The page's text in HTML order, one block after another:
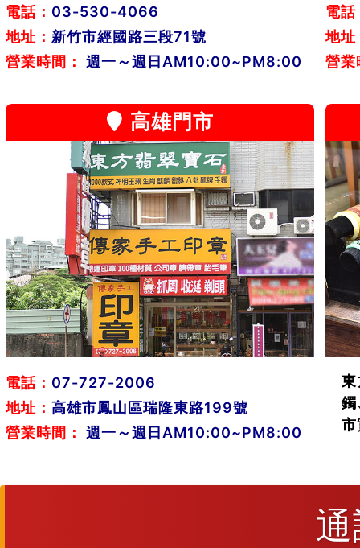
電話： 03-530-4066
地址： 新竹市經國路三段71號
營業時間：
週一～週日AM10:00~PM8:00
電話
地址
營業
高雄門市
電話： 07-727-2006
地址： 高雄市鳳山區瑞隆東路199號
營業時間：
週一～週日AM10:00~PM8:00
鐲
市